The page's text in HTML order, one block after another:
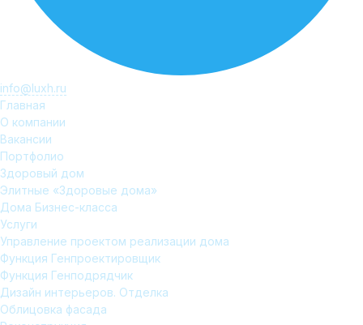
info@luxh.ru
Главная
О компании
Вакансии
Портфолио
Здоровый дом
Элитные «Здоровые дома»
Дома Бизнес-класса
Услуги
Управление проектом реализации дома
Функция Генпроектировщик
Функция Генподрядчик
Дизайн интерьеров. Отделка
Облицовка фасада